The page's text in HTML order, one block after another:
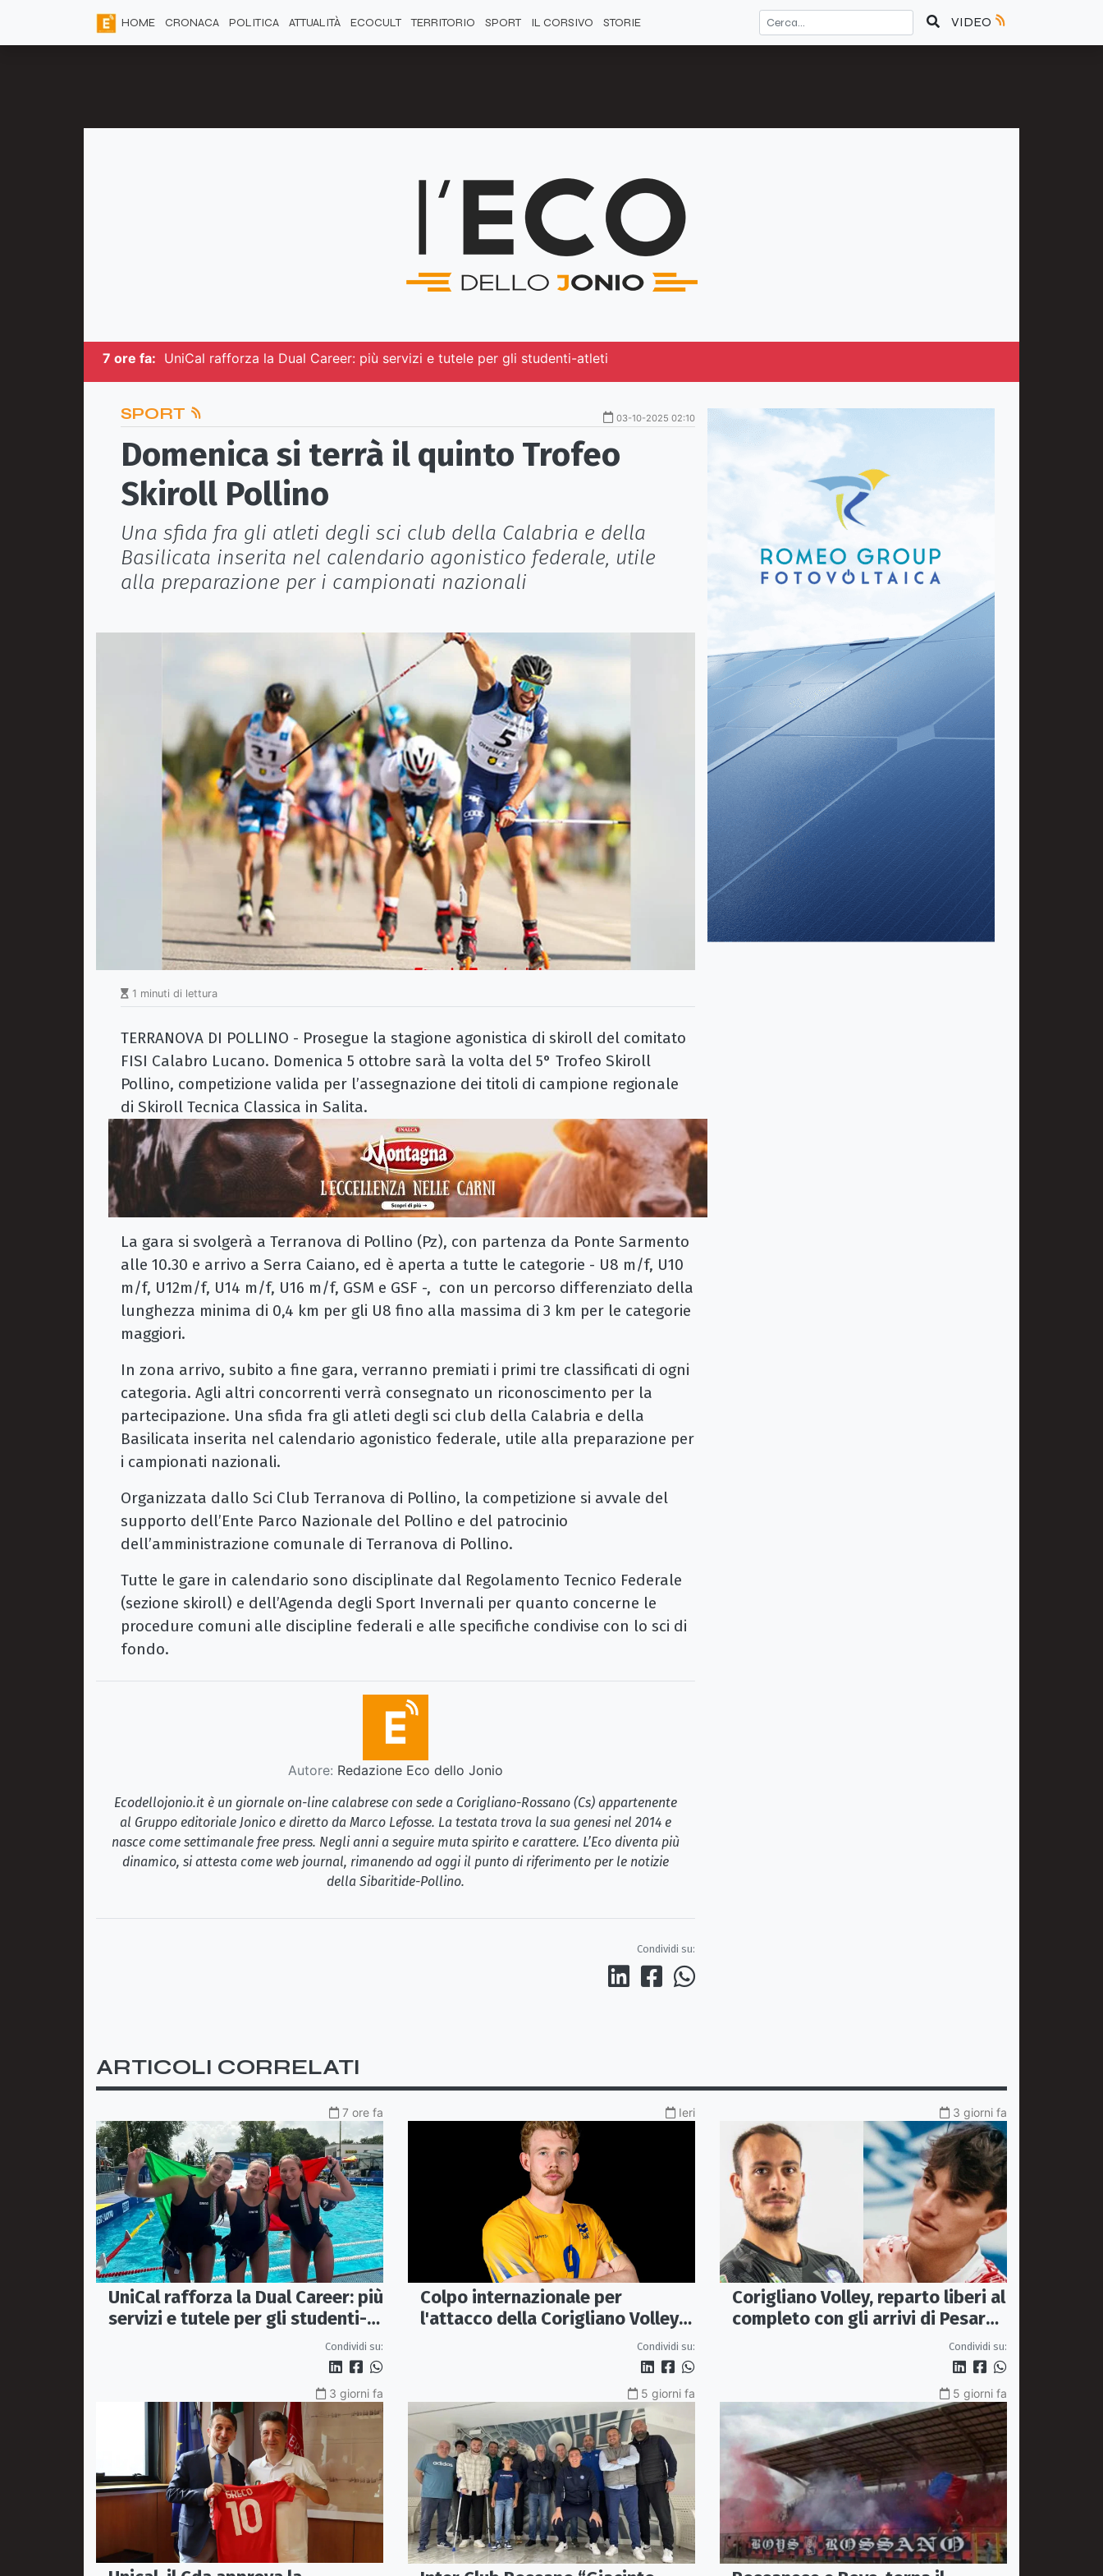
HOME CRONACA POLITICA ATTUALITÀ ECOCULT TERRITORIO SPORT IL CORSIVO STORIE VIDEO
7 ore fa: UniCal rafforza la Dual Career: più servizi e tutele per gli studenti-atleti
SPORT 03-10-2025 02:10
Domenica si terrà il quinto Trofeo
Skiroll Pollino
Una sfida fra gli atleti degli sci club della Calabria e della
Basilicata inserita nel calendario agonistico federale, utile
alla preparazione per i campionati nazionali
1 minuti di lettura
TERRANOVA DI POLLINO - Prosegue la stagione agonistica di skiroll del comitato
FISI Calabro Lucano. Domenica 5 ottobre sarà la volta del 5° Trofeo Skiroll
Pollino, competizione valida per l’assegnazione dei titoli di campione regionale
di Skiroll Tecnica Classica in Salita.
La gara si svolgerà a Terranova di Pollino (Pz), con partenza da Ponte Sarmento
alle 10.30 e arrivo a Serra Caiano, ed è aperta a tutte le categorie - U8 m/f, U10
m/f, U12m/f, U14 m/f, U16 m/f, GSM e GSF -, con un percorso differenziato della
lunghezza minima di 0,4 km per gli U8 fino alla massima di 3 km per le categorie
maggiori.
In zona arrivo, subito a fine gara, verranno premiati i primi tre classificati di ogni
categoria. Agli altri concorrenti verrà consegnato un riconoscimento per la
partecipazione. Una sfida fra gli atleti degli sci club della Calabria e della
Basilicata inserita nel calendario agonistico federale, utile alla preparazione per
i campionati nazionali.
Organizzata dallo Sci Club Terranova di Pollino, la competizione si avvale del
supporto dell’Ente Parco Nazionale del Pollino e del patrocinio
dell’amministrazione comunale di Terranova di Pollino.
Tutte le gare in calendario sono disciplinate dal Regolamento Tecnico Federale
(sezione skiroll) e dell’Agenda degli Sport Invernali per quanto concerne le
procedure comuni alle discipline federali e alle specifiche condivise con lo sci di
fondo.
Autore: Redazione Eco dello Jonio
Ecodellojonio.it è un giornale on-line calabrese con sede a Corigliano-Rossano (Cs) appartenente
al Gruppo editoriale Jonico e diretto da Marco Lefosse. La testata trova la sua genesi nel 2014 e
nasce come settimanale free press. Negli anni a seguire muta spirito e carattere. L’Eco diventa più
dinamico, si attesta come web journal, rimanendo ad oggi il punto di riferimento per le notizie
della Sibaritide-Pollino.
Condividi su:
ARTICOLI CORRELATI
7 ore fa
UniCal rafforza la Dual Career: più
servizi e tutele per gli studenti-
Condividi su:
Ieri
Colpo internazionale per
l'attacco della Corigliano Volley:
arriva l'opposto svedese Johan
Condividi su:
3 giorni fa
Corigliano Volley, reparto liberi al
completo con gli arrivi di Pesare
Condividi su:
3 giorni fa 5 giorni fa 5 giorni fa